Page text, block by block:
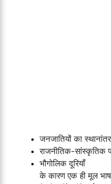
जनजातियों का
राजनीतिक-सांस्कृतिक
भौगोलिक दूरियाँ
के कारण एक ही मूल